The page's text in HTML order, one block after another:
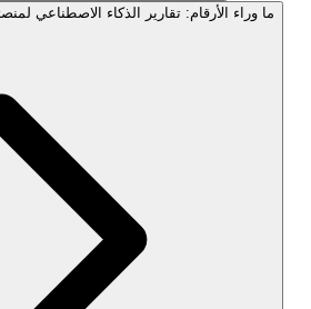
ما وراء الأرقام: تقارير الذكاء الاصطناعي